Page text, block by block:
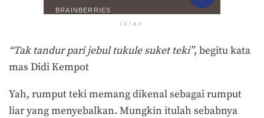
Iklan
“Tak tandur pari jebul tukule suket teki”, begitu kata
mas Didi Kempot
Yah, rumput teki memang dikenal sebagai rumput
liar yang menyebalkan. Mungkin itulah sebabnya